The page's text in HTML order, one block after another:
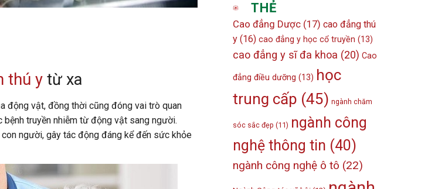
thú y từ xa
động vật, đồng thời cũng đóng vai trò quan
truyền nhiễm từ động vật sang người.
người, gây tác động đáng kể đến sức khỏe
THẺ
Cao đẳng Dược (17) cao đẳng thú
y (16) cao đẳng y học cổ truyền (13)
cao đẳng y sĩ đa khoa (20) Cao
đẳng điều dưỡng (13) học
trung cấp (45) ngành chăm
sóc sắc đẹp (11) ngành công
nghệ thông tin (40)
ngành công nghệ ô tô (22)